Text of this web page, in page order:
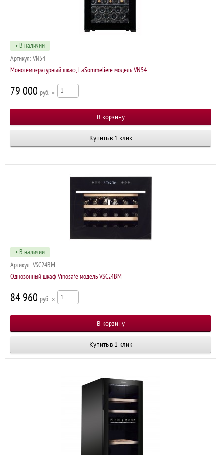
• В наличии
Артикул: VN54
Монотемпературный шкаф, LaSommeliere модель VN54
79 000 р ×
Купить в 1 клик
• В наличии
Артикул: VSC24BM
Однозонный шкаф Vinosafe модель VSC24BM
84 960 р ×
Купить в 1 клик